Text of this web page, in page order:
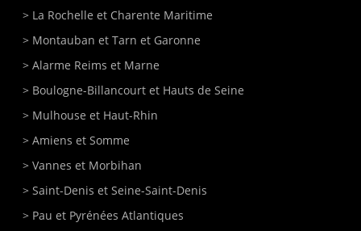
> La Rochelle et Charente Maritime
> Montauban et Tarn et Garonne
>Alarme Reims et Marne
> Boulogne-Billancourt et Hauts de Seine
> Mulhouse et Haut-Rhin
>Amiens et Somme
>Vannes et Morbihan
>Saint-Denis et Seine-Saint-Denis
> Pau et Pyrénées Atlantiques